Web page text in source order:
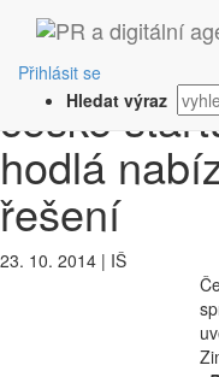
Přihlásit se
Hledat výraz
‹ Zpět
Šéf
české
hodlá
řešení
23. 10. 2014 | IŠ